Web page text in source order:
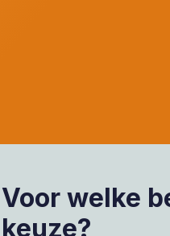
Voor welke
keuze?